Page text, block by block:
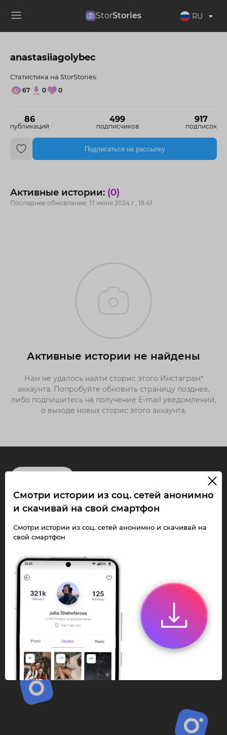
StorStories RU
anastasiiagolybec
86
публикаций
499
подписчиков
917
подписок
Статистика на StorStories:
67 0 0
Подписаться на рассылку
Активные истории: (0)
Последнее обновление: 17 июня 2024 г., 18:41
Активные истории не найдены
Нам не удалось найти сторис этого Инстаграм*
аккаунта. Попробуйте обновить страницу позднее,
либо подпишитесь на получение E-mail уведомлений,
о выходе новых сторис этого аккаунта.
Смотри Stories и
скачивай Reels без
ограничений!
Переходи в ИнстаПай бот - смотри и
скачивай
Stories Reels
анонимно в чате
или Telegram-приложении.
Быстро, просто и удобно.
Перейти к боту
Смотри истории из соц. сетей анонимно
и скачивай на свой смартфон
Смотри истории из соц. сетей анонимно и скачивай на
свой смартфон